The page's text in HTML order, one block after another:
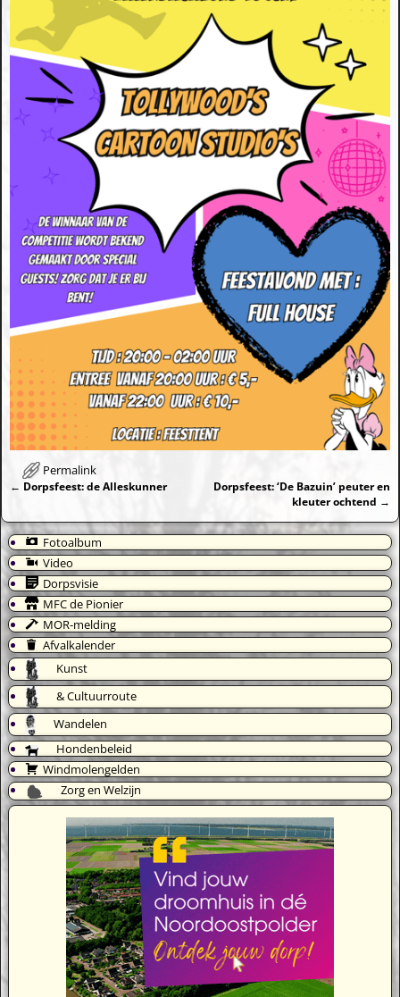
Permalink
← Dorpsfeest: de Alleskunner
Dorpsfeest: ‘De Bazuin’ peuter en
kleuter ochtend →
Fotoalbum
Video
Dorpsvisie
MFC de Pionier
MOR-melding
Afvalkalender
Kunst
& Cultuurroute
Wandelen
Hondenbeleid
Windmolengelden
Zorg en Welzijn